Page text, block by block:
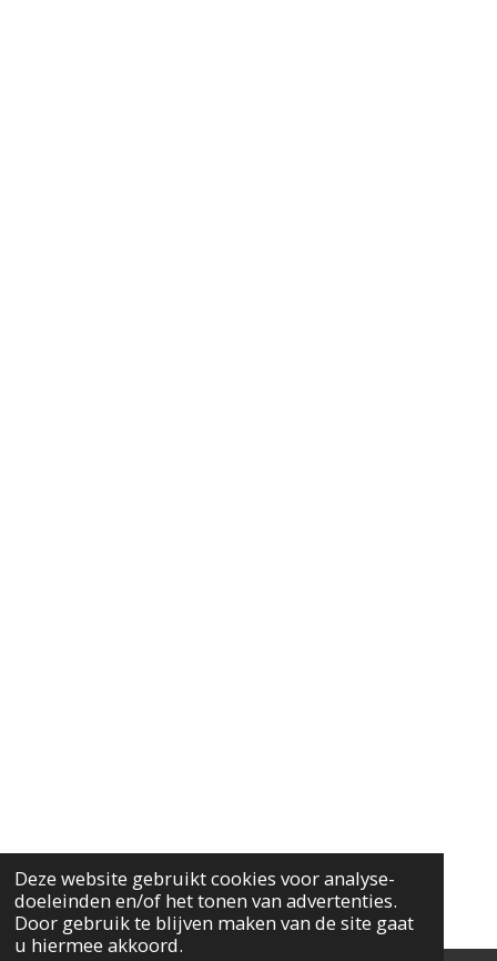
Deze website gebruikt cookies voor analyse-
doeleinden en/of het tonen van advertenties.
Door gebruik te blijven maken van de site gaat
u hiermee akkoord.